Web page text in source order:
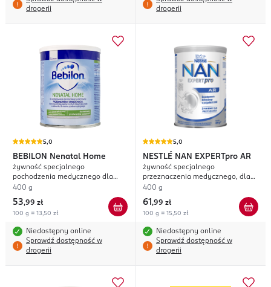
drogerii
drogerii
5,0
BEBILON Nenatal Home
żywność specjalnego
pochodzenia medycznego dla
niemowląt przedwcześnie
400 g
53,99 zł
100 g = 13,50 zł
Niedostępny online
Sprawdź dostępność w
drogerii
5,0
NESTLÉ NAN EXPERTpro AR
żywność specjalnego
przeznaczenia medycznego, dla
niemowląt od urodzenia, z
400 g
61 ,99 zł
100 g = 15,50 zł
Niedostępny online
Sprawdź dostępność w
drogerii